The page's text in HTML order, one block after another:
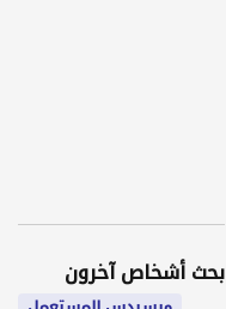
بحث أشخاص آخرون